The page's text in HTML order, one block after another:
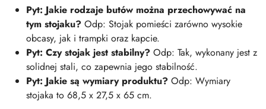
Pyt: Jakie rodzaje butów można przechowywać na
tym stojaku? Odp: Stojak pomieści zarówno wysokie
obcasy, jak i trampki oraz kapcie.
Pyt: Czy stojak jest stabilny? Odp: Tak, wykonany jest z
solidnej stali, co zapewnia jego stabilność.
Pyt: Jakie są wymiary produktu? Odp: Wymiary
stojaka to 68,5 x 27,5 x 65 cm.